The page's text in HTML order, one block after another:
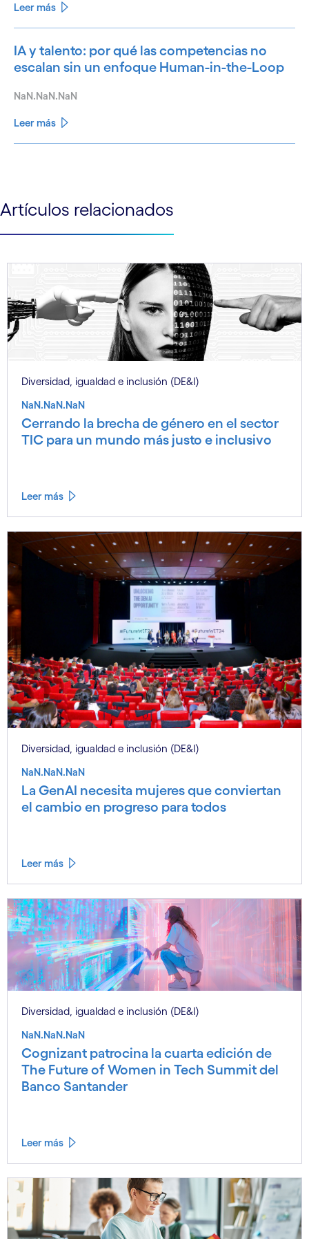
Leer más
IA y talento: por qué las competencias no
escalan sin un enfoque Human-in-the-Loop
NaN.NaN.NaN
Leer más
Artículos relacionados
Diversidad, igualdad e inclusión (DE&I)
NaN.NaN.NaN
Cerrando la brecha de género en el sector
TIC para un mundo más justo e inclusivo
Leer más
Diversidad, igualdad e inclusión (DE&I)
NaN.NaN.NaN
La GenAI necesita mujeres que conviertan
el cambio en progreso para todos
Leer más
Diversidad, igualdad e inclusión (DE&I)
NaN.NaN.NaN
Cognizant patrocina la cuarta edición de
The Future of Women in Tech Summit del
Banco Santander
Leer más